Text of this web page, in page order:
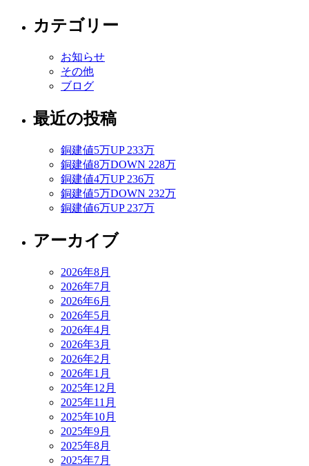
カテゴリー
お知らせ
その他
ブログ
最近の投稿
銅建値5万UP 233万
銅建値8万DOWN 228万
銅建値4万UP 236万
銅建値5万DOWN 232万
銅建値6万UP 237万
アーカイブ
2026年8月
2026年7月
2026年6月
2026年5月
2026年4月
2026年3月
2026年2月
2026年1月
2025年12月
2025年11月
2025年10月
2025年9月
2025年8月
2025年7月